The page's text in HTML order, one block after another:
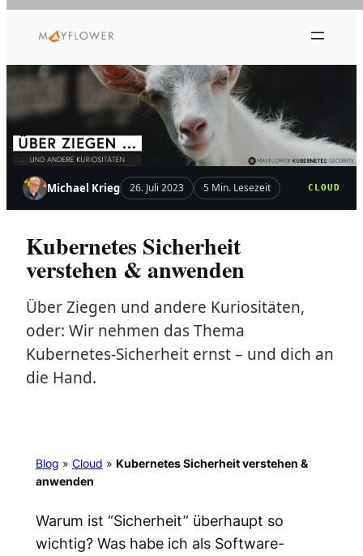
Inhalt
Michael Krieg 26. Juli 2023 5 Min. Lesezeit CLOUD
Kubernetes Sicherheit
verstehen & anwenden
Über Ziegen und andere Kuriositäten,
oder: Wir nehmen das Thema
Kubernetes-Sicherheit ernst – und dich an
die Hand.
Blog » Cloud » Kubernetes Sicherheit verstehen &
anwenden
Warum ist “Sicherheit” überhaupt so
wichtig? Was habe ich als Software-